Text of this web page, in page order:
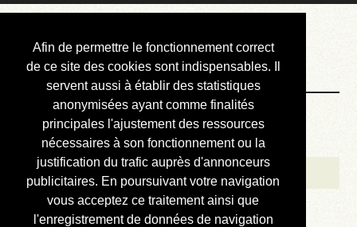
Afin de permettre le fonctionnement correct
de ce site des cookies sont indispensables. Il
servent aussi à établir des statistiques
anonymisées ayant comme finalités
principales l'ajustement des ressources
nécessaires à son fonctionnement ou la
justification du trafic auprès d'annonceurs
publicitaires. En poursuivant votre navigation
vous acceptez ce traitement ainsi que
l'enregistrement de données de navigation
Courbis, « LE »
Blog Officiel
Bienvenue
Réalisations
Divers (et d’été)
Annonces